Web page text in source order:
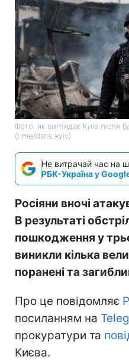
Фото: як виглядає Київ після
(t.me/dsns_kyiv)
Не витрачай час на
РБК-Україна у
Росіяни вночі
В результаті
пошкодження у
виникли кілька
поранені та
Про це повідомляє
посиланням на
прокуратури та
Києва.